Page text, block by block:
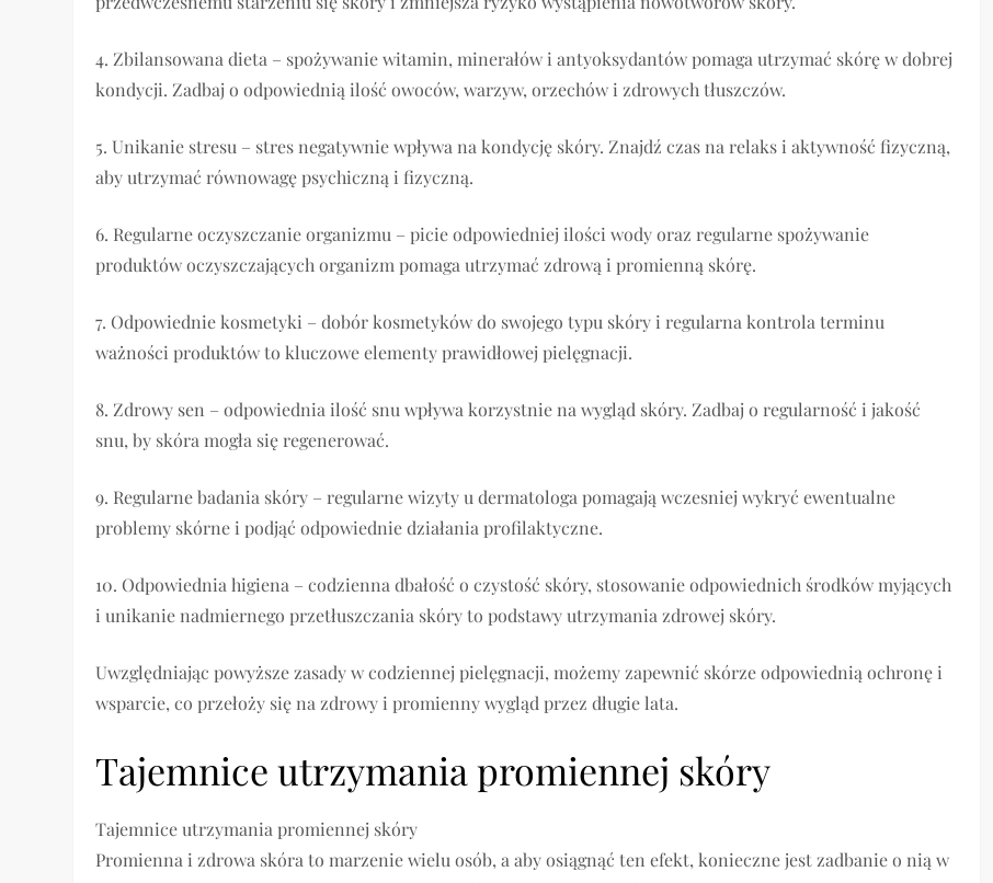
4. Zbilansowana dieta – spożywanie witamin, minerałów i antyoksydantów pomaga utrzymać skórę w dobrej
kondycji. Zadbaj o odpowiednią ilość owoców, warzyw, orzechów i zdrowych tłuszczów.
5. Unikanie stresu – stres negatywnie wpływa na kondycję skóry. Znajdź czas na relaks i aktywność fizyczną,
aby utrzymać równowagę psychiczną i fizyczną.
6. Regularne oczyszczanie organizmu – picie odpowiedniej ilości wody oraz regularne spożywanie
produktów oczyszczających organizm pomaga utrzymać zdrową i promienną skórę.
7. Odpowiednie kosmetyki – dobór kosmetyków do swojego typu skóry i regularna kontrola terminu
ważności produktów to kluczowe elementy prawidłowej pielęgnacji.
8. Zdrowy sen – odpowiednia ilość snu wpływa korzystnie na wygląd skóry. Zadbaj o regularność i jakość
snu, by skóra mogła się regenerować.
9. Regularne badania skóry – regularne wizyty u dermatologa pomagają wczesniej wykryć ewentualne
problemy skórne i podjąć odpowiednie działania profilaktyczne.
10. Odpowiednia higiena – codzienna dbałość o czystość skóry, stosowanie odpowiednich środków myjących
i unikanie nadmiernego przetłuszczania skóry to podstawy utrzymania zdrowej skóry.
Uwzględniając powyższe zasady w codziennej pielęgnacji, możemy zapewnić skórze odpowiednią ochronę i
wsparcie, co przełoży się na zdrowy i promienny wygląd przez długie lata.
Tajemnice utrzymania promiennej skóry
Tajemnice utrzymania promiennej skóry
Promienna i zdrowa skóra to marzenie wielu osób, a aby osiągnąć ten efekt, konieczne jest zadbanie o nią w